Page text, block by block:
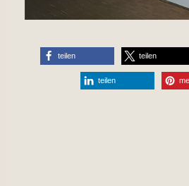
teilen teilen
teilen